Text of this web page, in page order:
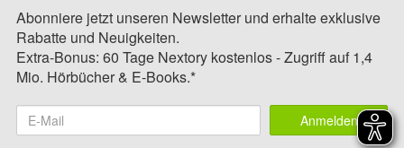
Abonniere jetzt unseren Newsletter und erhalte exklusive
Rabatte und Neuigkeiten.
Extra-Bonus: 60 Tage Nextory kostenlos - Zugriff auf 1,4
Mio. Hörbücher & E-Books.*
Anmelden